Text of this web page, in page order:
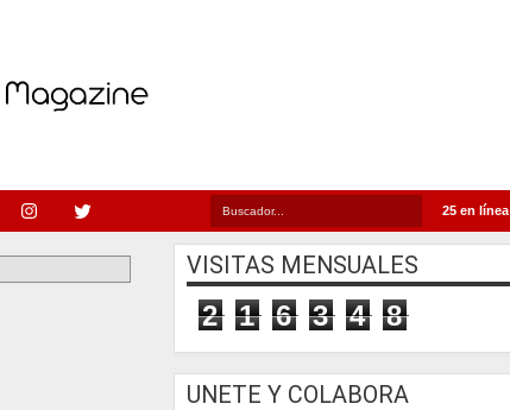
25 en línea
VISITAS MENSUALES
2 1 6 3 4 8
UNETE Y COLABORA